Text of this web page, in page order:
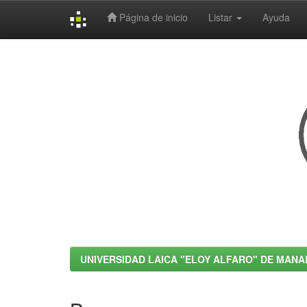
Página de inicio Listar Ayuda
UNIVERSIDAD LAICA "ELOY ALFARO" DE